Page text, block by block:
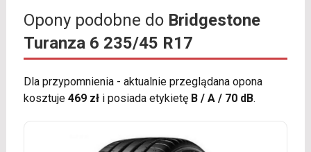
Opony podobne do Bridgestone
Turanza 6 235/45 R17
Dla przypomnienia - aktualnie przeglądana opona
kosztuje 469 złi posiada etykietę B / A / 70 dB.